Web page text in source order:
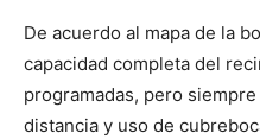
De acuerdo al mapa de la
capacidad completa del
programadas, pero
distancia y uso de